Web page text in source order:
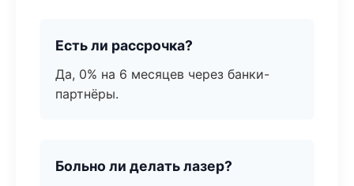
Есть ли рассрочка?
Да, 0% на 6 месяцев через банки-
партнёры.
Больно ли делать лазер?